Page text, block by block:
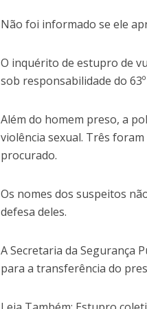
Não foi informado se ele
O inquérito de estupro de
sob responsabilidade do 63º
Além do homem preso, a
violência sexual. Três
procurado.
Os nomes dos suspeitos
defesa deles.
A Secretaria da Segurança
para a transferência do